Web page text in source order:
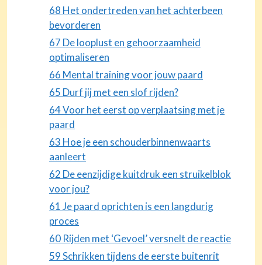
68 Het ondertreden van het achterbeen
bevorderen
67 De looplust en gehoorzaamheid
optimaliseren
66 Mental training voor jouw paard
65 Durf jij met een slof rijden?
64 Voor het eerst op verplaatsing met je
paard
63 Hoe je een schouderbinnenwaarts
aanleert
62 De eenzijdige kuitdruk een struikelblok
voor jou?
61 Je paard oprichten is een langdurig
proces
60 Rijden met ‘Gevoel’ versnelt de reactie
59 Schrikken tijdens de eerste buitenrit